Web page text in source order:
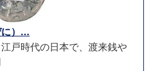
）...
戸時代の日本で、渡来銭や